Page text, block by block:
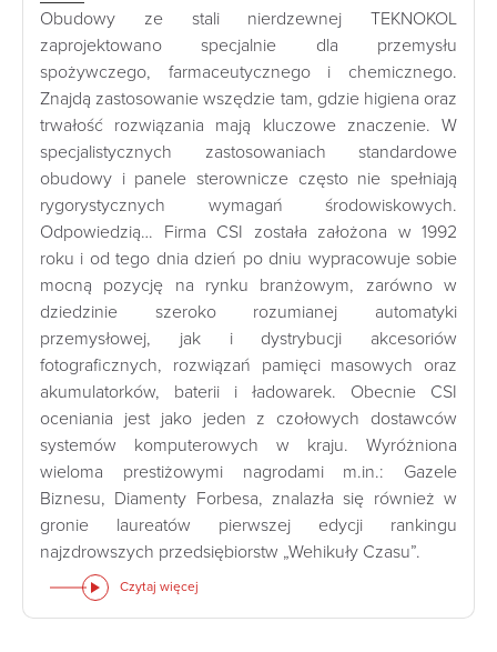
Obudowy ze stali nierdzewnej TEKNOKOL
zaprojektowano specjalnie dla przemysłu
spożywczego, farmaceutycznego i chemicznego.
Znajdą zastosowanie wszędzie tam, gdzie higiena oraz
trwałość rozwiązania mają kluczowe znaczenie. W
specjalistycznych zastosowaniach standardowe
obudowy i panele sterownicze często nie spełniają
rygorystycznych wymagań środowiskowych.
Odpowiedzią… Firma CSI została założona w 1992
roku i od tego dnia dzień po dniu wypracowuje sobie
mocną pozycję na rynku branżowym, zarówno w
dziedzinie szeroko rozumianej automatyki
przemysłowej, jak i dystrybucji akcesoriów
fotograficznych, rozwiązań pamięci masowych oraz
akumulatorków, baterii i ładowarek. Obecnie CSI
oceniania jest jako jeden z czołowych dostawców
systemów komputerowych w kraju. Wyróżniona
wieloma prestiżowymi nagrodami m.in.: Gazele
Biznesu, Diamenty Forbesa, znalazła się również w
gronie laureatów pierwszej edycji rankingu
najzdrowszych przedsiębiorstw „Wehikuły Czasu”.
Czytaj więcej